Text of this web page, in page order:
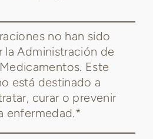
no han sido
la Administración de
Este
está destinado a
curar o prevenir
enfermedad.*